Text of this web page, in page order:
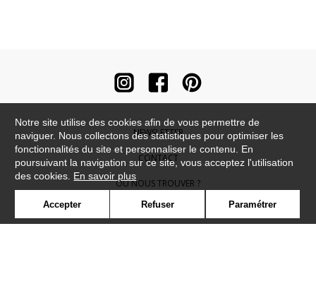
NEWSLETTER
CONTACT
OÙ NOUS TROUVER ?
CONTRACT
Notre site utilise des cookies afin de vous permettre de
naviguer. Nous collectons des statistiques pour optimiser les
fonctionnalités du site et personnaliser le contenu. En
poursuivant la navigation sur ce site, vous acceptez l'utilisation
des cookies. En savoir plus
Accepter Refuser Paramétrer